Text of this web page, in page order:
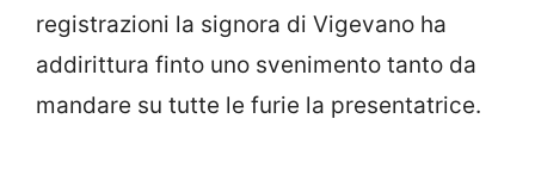
registrazioni la signora di Vigevano ha
addirittura finto uno svenimento tanto da
mandare su tutte le furie la presentatrice.